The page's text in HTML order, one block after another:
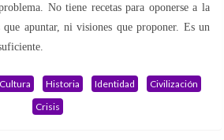
No tiene recetas para oponerse a la
apuntar, ni visiones que proponer. Es un
Cultura Historia Identidad
Civilización
Crisis